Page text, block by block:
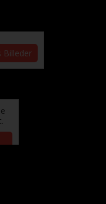
- Rolls
- Rullemaskiner
Billeder
Billeder